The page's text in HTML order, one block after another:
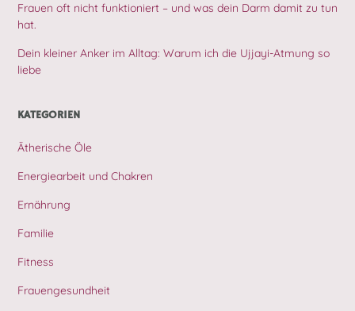
Frauen oft nicht funktioniert – und was dein Darm damit zu tun
hat.
Dein kleiner Anker im Alltag: Warum ich die Ujjayi-Atmung so
liebe
KATEGORIEN
Ätherische Öle
Energiearbeit und Chakren
Ernährung
Familie
Fitness
Frauengesundheit